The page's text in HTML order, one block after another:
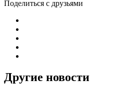
Поделиться с друзьями
Другие новости